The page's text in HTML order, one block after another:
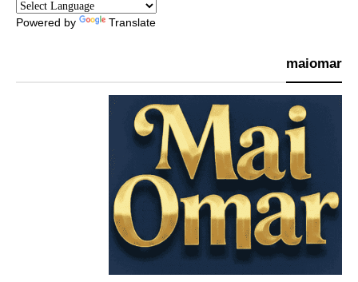
Powered by Translate
maiomar